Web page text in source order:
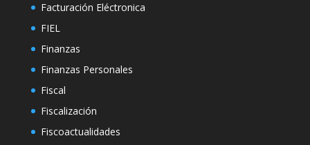
Facturación Eléctronica
FIEL
Finanzas
Finanzas Personales
Fiscal
Fiscalización
Fiscoactualidades